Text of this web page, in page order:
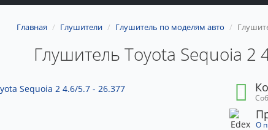
Главная Глушители Глушитель по моделям авто
Глушитель Toyota Sequoia 2
О